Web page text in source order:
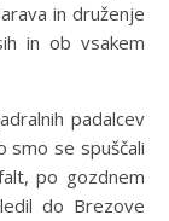
in druženje
in ob vsakem
padalcev
smo se spuščali
po gozdnem
do Brezove